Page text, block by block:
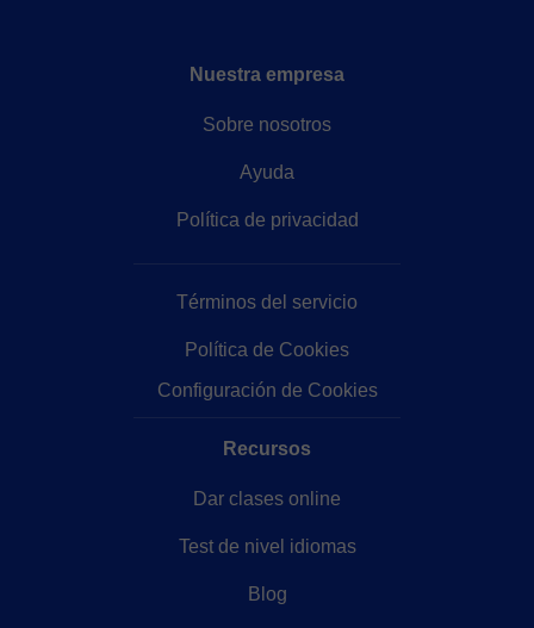
Nuestra empresa
Sobre nosotros
Ayuda
Política de privacidad
Términos del servicio
Política de Cookies
Configuración de Cookies
Recursos
Dar clases online
Test de nivel idiomas
Blog